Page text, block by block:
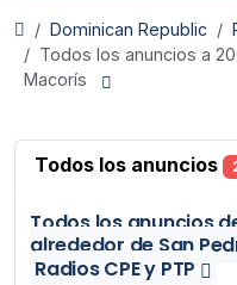
Dominican Republic
Todos los anuncios a
Macorís
Todos los anuncios
Todos los anuncios
alrededor de San
Radios CPE y PTP